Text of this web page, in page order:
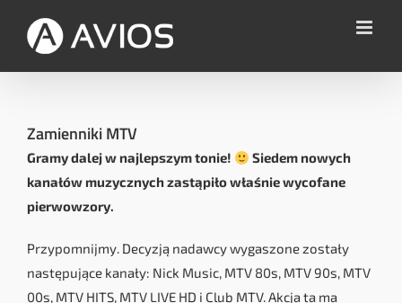
zawartości
Zamienniki MTV
Gramy dalej w najlepszym tonie!
Siedem nowych
kanałów muzycznych zastąpiło właśnie wycofane
pierwowzory.
Przypomnijmy. Decyzją nadawcy wygaszone zostały
następujące kanały: Nick Music, MTV 80s, MTV 90s, MTV
00s, MTV HITS, MTV LIVE HD i Club MTV. Akcja ta ma